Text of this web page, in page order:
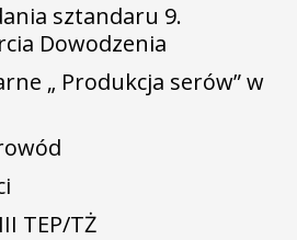
sztandaru 9.
Dowodzenia
„ Produkcja serów” w
TEP/TŻ